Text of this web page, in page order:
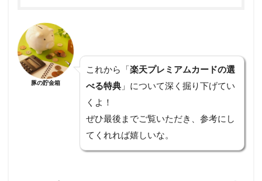
ード
の選
べる
コー
スを
確
認・
豚の貯金箱
これから「 楽天プレミアムカードの選
べる特典 」について深く掘り下げてい
くよ！
ぜひ最後までご覧いただき、参考にし
てくれれば嬉しいな。